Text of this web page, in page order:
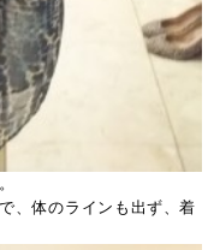
、体のラインも出ず、着